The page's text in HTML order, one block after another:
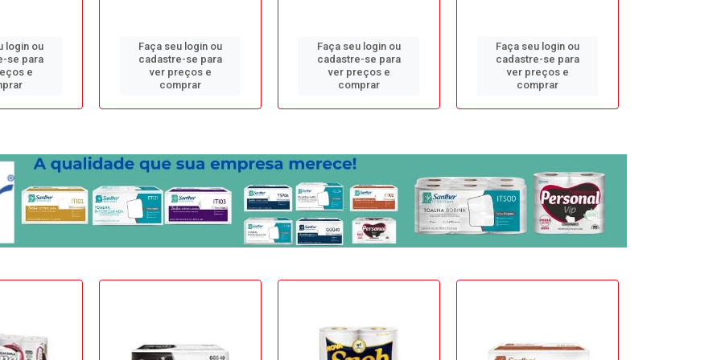
login ou
se para
e
Faça seu login ou
cadastre-se para
ver preços e
comprar
Faça seu login ou
cadastre-se para
ver preços e
comprar
Faça seu login ou
cadastre-se para
ver preços e
comprar